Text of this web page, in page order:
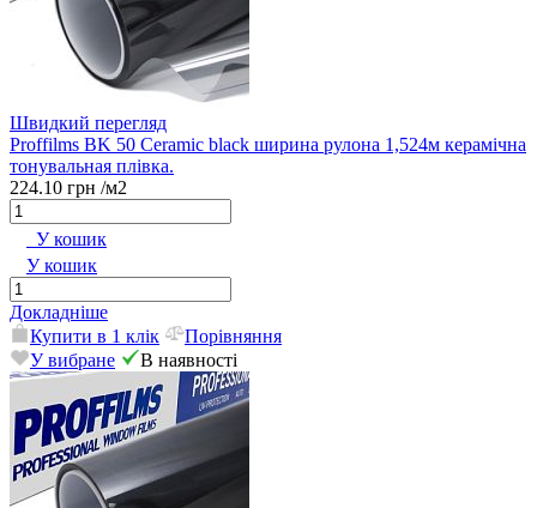
Швидкий перегляд
Proffilms BK 50 Сeramic black ширина рулона 1,524м керамічна
тонувальная плівка.
224.10 грн /м2
У кошик
У кошик
Докладніше
Купити в 1 клік
Порівняння
У вибране
В наявності